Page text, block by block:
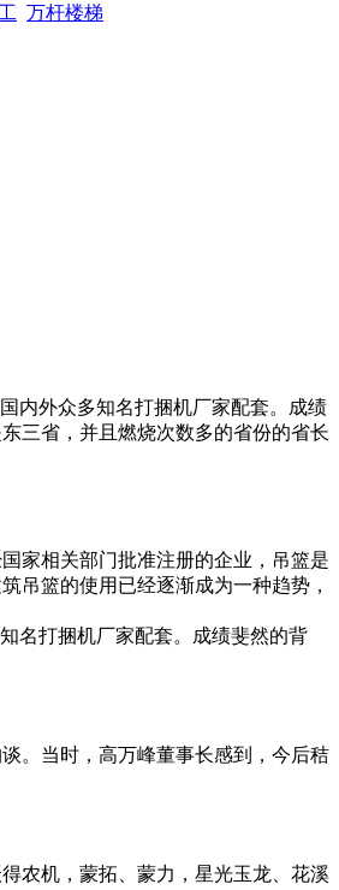
万杆楼梯
内外众多知名打捆机厂家配套。成绩
三省，并且燃烧次数多的省份的省长
家相关部门批准注册的企业，吊篮是
吊篮的使用已经逐渐成为一种趋势，
名打捆机厂家配套。成绩斐然的背
。当时，高万峰董事长感到，今后秸
农机，蒙拓、蒙力，星光玉龙、花溪